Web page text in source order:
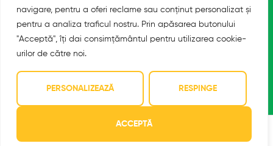
navigare, pentru a oferi reclame sau conținut personalizat și
pentru a analiza traficul nostru. Prin apăsarea butonului
"Acceptă", îți dai consimțământul pentru utilizarea cookie-
urilor de către noi.
PERSONALIZEAZĂ RESPINGE
ACCEPTĂ